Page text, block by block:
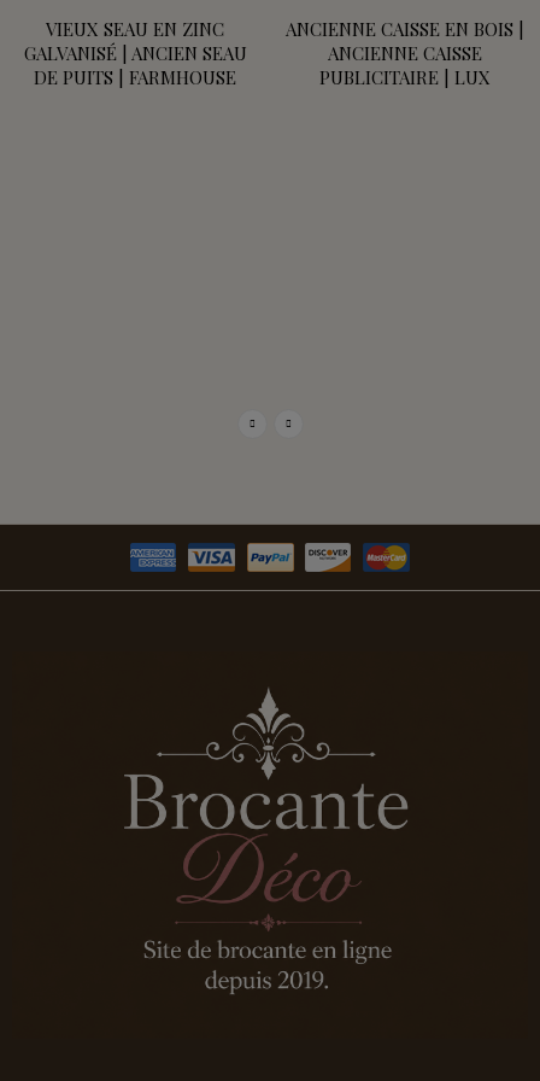
VIEUX SEAU EN ZINC
GALVANISÉ | ANCIEN SEAU
DE PUITS | FARMHOUSE
ANCIENNE CAISSE EN BOIS |
ANCIENNE CAISSE
PUBLICITAIRE | LUX